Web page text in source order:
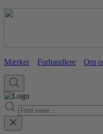
Mærker Forhandlere Om